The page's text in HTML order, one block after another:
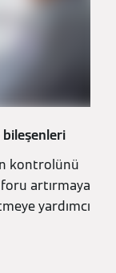
bileşenleri
kontrolünü
artırmaya
yardımcı